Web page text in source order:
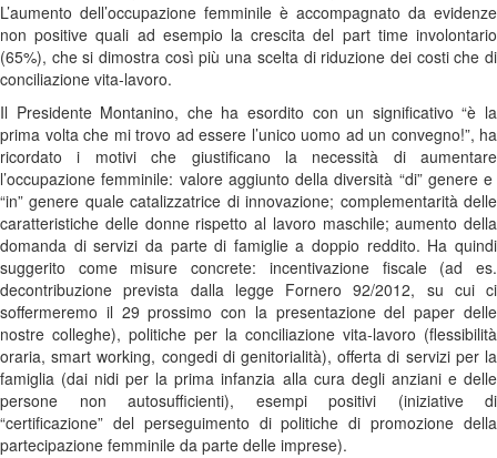
L’aumento dell’occupazione femminile è accompagnato da evidenze
non positive quali ad esempio la crescita del part time involontario
(65%), che si dimostra così più una scelta di riduzione dei costi che di
conciliazione vita-lavoro.
Il Presidente Montanino, che ha esordito con un significativo “è la
prima volta che mi trovo ad essere l’unico uomo ad un convegno!”, ha
ricordato i motivi che giustificano la necessità di aumentare
l’occupazione femminile: valore aggiunto della diversità “di” genere e
“in” genere quale catalizzatrice di innovazione; complementarità delle
caratteristiche delle donne rispetto al lavoro maschile; aumento della
domanda di servizi da parte di famiglie a doppio reddito. Ha quindi
suggerito come misure concrete: incentivazione fiscale (ad es.
decontribuzione prevista dalla legge Fornero 92/2012, su cui ci
soffermeremo il 29 prossimo con la presentazione del paper delle
nostre colleghe), politiche per la conciliazione vita-lavoro (flessibilità
oraria, smart working, congedi di genitorialità), offerta di servizi per la
famiglia (dai nidi per la prima infanzia alla cura degli anziani e delle
persone non autosufficienti), esempi positivi (iniziative di
“certificazione” del perseguimento di politiche di promozione della
partecipazione femminile da parte delle imprese).